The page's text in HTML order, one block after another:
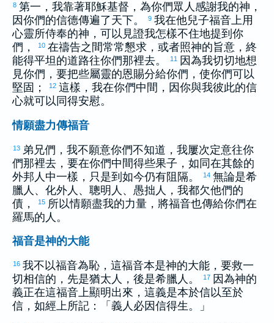
8 第一，我靠著耶穌基督，為你們眾人感謝我的神，
因你們的信德傳遍了天下。
9 我在他兒子福音上用
心靈所侍奉的神，可以見證我怎樣不住地提到你
們，
10 在禱告之間常常懇求，或者照神的旨意，終
能得平坦的道路往你們那裡去。
11
因為我切切地想
見你們，要把些屬靈的恩賜分給你們，使你們可以
堅固；
12 這樣，我在你們中間，因你與我彼此的信
心就可以同得安慰。
情願盡力傳福音
13 弟兄們，我不願意你們不知道，我屢次定意往你
們那裡去，要在你們中間得些果子，如同在其餘的
外邦人中一樣，只是到如今仍有阻隔。
14 無論是希
臘 人、化外人、聰明人、愚拙人，我都欠他們的
債，
15 所以情願盡我的力量，將福音也傳給你們在
羅馬的人。
福音是神的大能
16 我不以福音為恥，這福音本是神的大能，要救一
切相信的，先是猶太 人，後是希臘 人。 17 因為神的
義正在這福音上顯明出來，這義是本於信以至於
信，如經上所記：「義人必因信得生。」